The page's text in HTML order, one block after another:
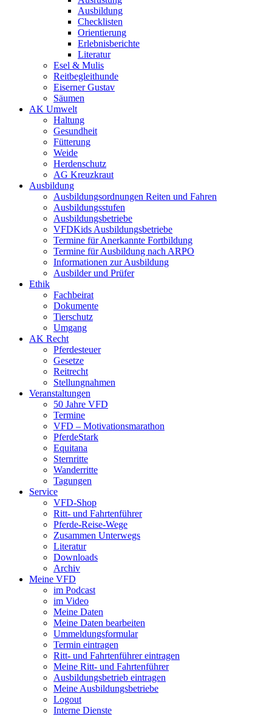
Ausbildung
Checklisten
Orientierung
Erlebnisberichte
Literatur
Esel & Mulis
Reitbegleithunde
Eiserner Gustav
Säumen
AK Umwelt
Haltung
Gesundheit
Fütterung
Weide
Herdenschutz
AG Kreuzkraut
Ausbildung
Ausbildungsordnungen Reiten und Fahren
Ausbildungsstufen
Ausbildungsbetriebe
VFDKids Ausbildungsbetriebe
Termine für Anerkannte Fortbildung
Termine für Ausbildung nach ARPO
Informationen zur Ausbildung
Ausbilder und Prüfer
Ethik
Fachbeirat
Dokumente
Tierschutz
Umgang
AK Recht
Pferdesteuer
Gesetze
Reitrecht
Stellungnahmen
Veranstaltungen
50 Jahre VFD
Termine
VFD – Motivationsmarathon
PferdeStark
Equitana
Sternritte
Wanderritte
Tagungen
Service
VFD-Shop
Ritt- und Fahrtenführer
Pferde-Reise-Wege
Zusammen Unterwegs
Literatur
Downloads
Archiv
Meine VFD
im Podcast
im Video
Meine Daten
Meine Daten bearbeiten
Ummeldungsformular
Termin eintragen
Ritt- und Fahrtenführer eintragen
Meine Ritt- und Fahrtenführer
Ausbildungsbetrieb eintragen
Meine Ausbildungsbetriebe
Logout
Interne Dienste